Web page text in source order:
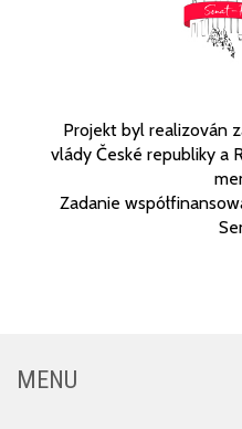
Projekt byl realizován
vlády České republiky a
Zadanie
MENU